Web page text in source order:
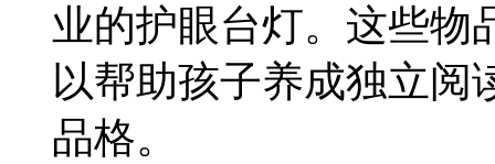
业的护眼台灯。这些物
以帮助孩子养成独立阅
品格。